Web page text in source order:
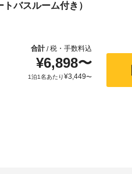
バスルーム付き）
合計/税・手数料込
¥6,898〜
1泊1名あたり¥3,449〜